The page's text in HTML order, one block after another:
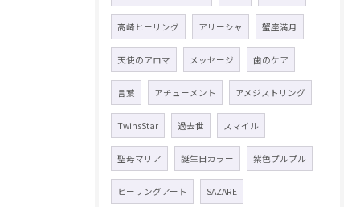
高崎ヒーリング アリーシャ 蟹座満月
天使のアロマ メッセージ 歯のケア
言葉 アチューメント アメジストリング
TwinsStar 過去世 スマイル
聖母マリア 誕生日カラー 紫色プルプル
ヒーリングアート SAZARE